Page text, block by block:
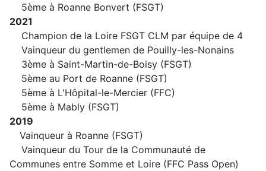
5ème à Roanne Bonvert (FSGT)
2021
Champion de la Loire FSGT CLM par équipe de 4
Vainqueur du gentlemen de Pouilly-les-Nonains
3ème à Saint-Martin-de-Boisy (FSGT)
5ème au Port de Roanne (FSGT)
5ème à L'Hôpital-le-Mercier (FFC)
5ème à Mably (FSGT)
2019
Vainqueur à Roanne (FSGT)
Vainqueur du Tour de la Communauté de
Communes entre Somme et Loire (FFC Pass Open)